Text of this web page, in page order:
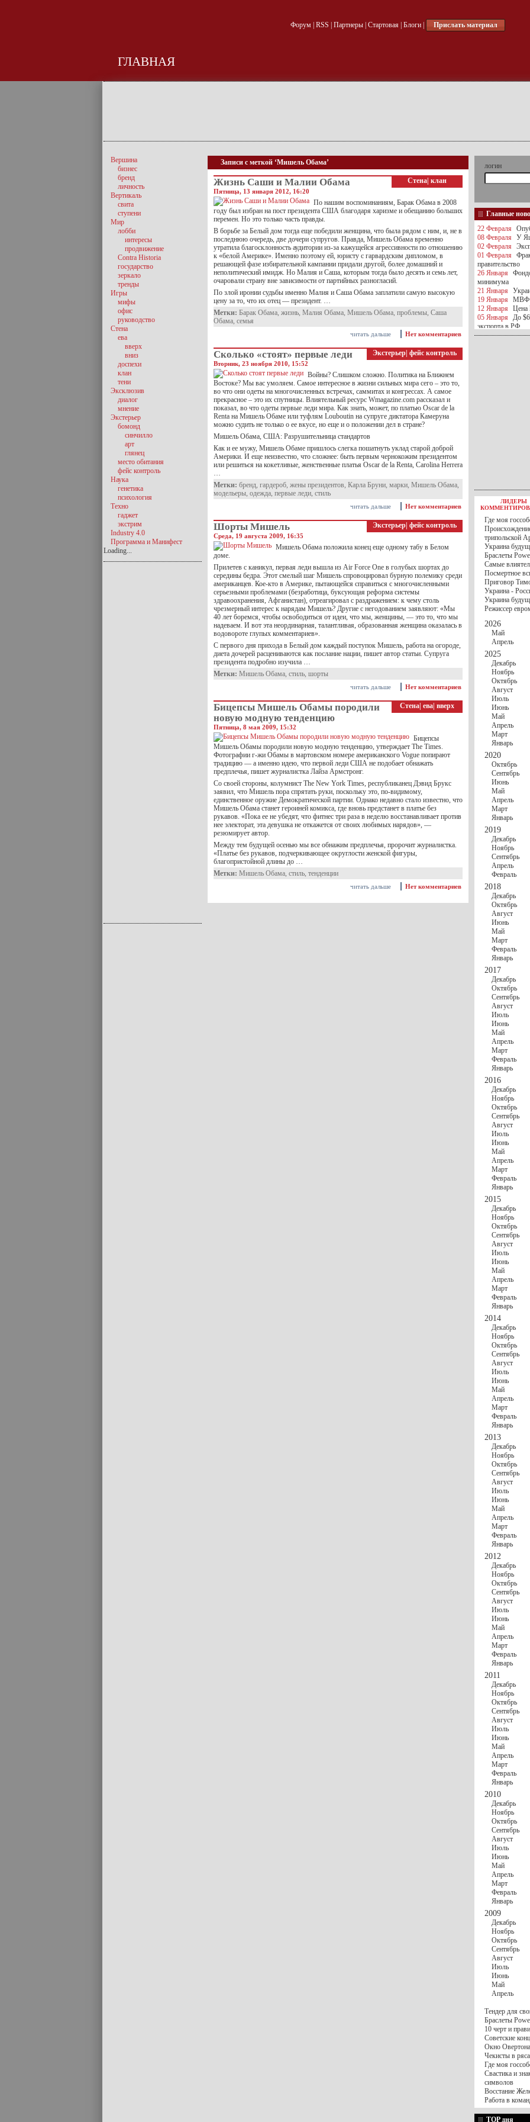
Форум| RSS Партнеры| Стартовая| Блоги| Прислать материал
ГЛАВНАЯ
Записи с меткой ‘Мишель Обама’
Стена клан
Жизнь Саши и Малии Обама
Пятница, 13 января 2012, 16:20
По нашим воспоминаниям, Барак Обама в 2008
году был избран на пост президента США благодаря харизме и обещанию больших
перемен. Но это только часть правды.
В борьбе за Белый дом тогда еще победили женщина, что была рядом с ним, и, не в
последнюю очередь, две дочери супругов. Правда, Мишель Обама временно
утратила благосклонность аудитории из-за кажущейся агрессивности по отношению
к «белой Америке». Именно поэтому ей, юристу с гарвардским дипломом, в
решающей фазе избирательной кампании придали другой, более домашний и
неполитический имидж. Но Малия и Саша, которым тогда было десять и семь лет,
очаровали страну вне зависимости от партийных разногласий.
По злой иронии судьбы именно Малия и Саша Обама заплатили самую высокую
цену за то, что их отец — президент. …
Метки: Барак Обама, жизнь, Малия Обама, Мишель Обама, проблемы, Саша
Обама, семья
Нет комментариев
читать дальше
Экстерьер фейс контроль
Сколько «стоят» первые леди
Вторник, 23 ноября 2010, 15:52
Войны? Слишком сложно. Политика на Ближнем
Востоке? Мы вас умоляем. Самое интересное в жизни сильных мира сего – это то,
во что они одеты на многочисленных встречах, саммитах и конгрессах. А самое
прекрасное – это их спутницы. Влиятельный ресурс Wmagazine.com рассказал и
показал, во что одеты первые леди мира. Как знать, может, по платью Oscar de la
Renta на Мишель Обаме или туфлям Louboutin на супруге диктатора Камеруна
можно судить не только о ее вкусе, но еще и о положении дел в стране?
Мишель Обама, США: Разрушительница стандартов
Как и ее мужу, Мишель Обаме пришлось слегка пошатнуть уклад старой доброй
Америки. И еще неизвестно, что сложнее: быть первым чернокожим президентом
или решиться на кокетливые, женственные платья Oscar de la Renta, Carolina Herrera
…
Метки: бренд, гардероб, жены президентов, Карла Бруни, марки, Мишель Обама,
модельеры, одежда, первые леди, стиль
Нет комментариев
читать дальше
Экстерьер фейс контроль
Шорты Мишель
Среда, 19 августа 2009, 16:35
Мишель Обама положила конец еще одному табу в Белом
доме.
Прилетев с каникул, первая леди вышла из Air Force One в голубых шортах до
середины бедра. Этот смелый шаг Мишель спровоцировал бурную полемику среди
американцев. Кое-кто в Америке, пытающейся справиться с многочисленными
серьезными проблемами (безработица, буксующая реформа системы
здравоохранения, Афганистан), отреагировал с раздражением: к чему столь
чрезмерный интерес к нарядам Мишель? Другие с негодованием заявляют: «Мы
40 лет боремся, чтобы освободиться от идеи, что мы, женщины, — это то, что мы
надеваем. И вот эта неординарная, талантливая, образованная женщина оказалась в
водовороте глупых комментариев».
С первого дня прихода в Белый дом каждый поступок Мишель, работа на огороде,
диета дочерей расцениваются как послание нации, пишет автор статьи. Супруга
президента подробно изучила …
Метки: Мишель Обама, стиль, шорты
Нет комментариев
читать дальше
Стена ева вверх
Бицепсы Мишель Обамы породили
новую модную тенденцию
Пятница, 8 мая 2009, 15:32
Бицепсы
Мишель Обамы породили новую модную тенденцию, утверждает The Times.
Фотографии г-жи Обамы в мартовском номере американского Vogue попирают
традицию — а именно идею, что первой леди США не подобает обнажать
предплечья, пишет журналистка Лайза Армстронг.
Со своей стороны, колумнист The New York Times, республиканец Дэвид Брукс
заявил, что Мишель пора спрятать руки, поскольку это, по-видимому,
единственное оружие Демократической партии. Однако недавно стало известно, что
Мишель Обама станет героиней комикса, где вновь предстанет в платье без
рукавов. «Пока ее не убедят, что фитнес три раза в неделю восстанавливает против
нее электорат, эта девушка не откажется от своих любимых нарядов», —
резюмирует автор.
Между тем будущей осенью мы все обнажим предплечья, пророчит журналистка.
«Платье без рукавов, подчеркивающее округлости женской фигуры,
благопристойной длины до …
Метки: Мишель Обама, стиль, тенденции
Нет комментариев
читать дальше
Вершина
бизнес
бренд
личность
Вертикаль
свита
ступени
Мир
лобби
интересы
продвижение
Contra Historia
государство
зеркало
тренды
Игры
мифы
офис
руководство
Стена
ева
вверх
вниз
доспехи
клан
тени
Эксклюзив
диалог
мнение
Экстерьер
бомонд
синчилло
арт
глянец
место обитания
фейс контроль
Наука
генетика
психология
Техно
гаджет
экстрим
Industry 4.0
Программа и Манифест
Loading...
логин
Главные
22 Февраля
08 Февраля
У
02 Февраля
01 Февраля
правительство
26 Января
минимума
21 Января
19 Января
МВФ
12 Января
Цена
05 Января
До
экспорта в РФ
05 Января
Киев
30 Ноября С 1
30 Ноября
РФ
27 Ноября
ВВП
госбюджете
27 Ноября
Турции
17 Ноября
шестилетнего
16 Ноября
13 Ноября
10 Ноября
10 Ноября
особом статусе
03 Ноября
ЛИДЕРЫ
Где моя
трипольской
Украина
Браслеты
Самые
Посмертное
Приговор
Украина -
Украина
Режиссер
2026
Май
Апрель
2025
Декабрь
Ноябрь
Октябрь
Август
Июль
Июнь
Май
Апрель
Март
Январь
2020
Октябрь
Сентябрь
Июнь
Май
Апрель
Март
Январь
2019
Декабрь
Ноябрь
Сентябрь
Апрель
Февраль
2018
Декабрь
Октябрь
Август
Июнь
Май
Март
Февраль
Январь
2017
Декабрь
Октябрь
Сентябрь
Август
Июль
Июнь
Май
Апрель
Март
Февраль
Январь
2016
Декабрь
Ноябрь
Октябрь
Сентябрь
Август
Июль
Июнь
Май
Апрель
Март
Февраль
Январь
2015
Декабрь
Ноябрь
Октябрь
Сентябрь
Август
Июль
Июнь
Май
Апрель
Март
Февраль
Январь
2014
Декабрь
Ноябрь
Октябрь
Сентябрь
Август
Июль
Июнь
Май
Апрель
Март
Февраль
Январь
2013
Декабрь
Ноябрь
Октябрь
Сентябрь
Август
Июль
Июнь
Май
Апрель
Март
Февраль
Январь
2012
Декабрь
Ноябрь
Октябрь
Сентябрь
Август
Июль
Июнь
Май
Апрель
Март
Февраль
Январь
2011
Декабрь
Ноябрь
Октябрь
Сентябрь
Август
Июль
Июнь
Май
Апрель
Март
Февраль
Январь
2010
Декабрь
Ноябрь
Октябрь
Сентябрь
Август
Июль
Июнь
Май
Апрель
Март
Февраль
Январь
2009
Декабрь
Ноябрь
Октябрь
Сентябрь
Август
Июль
Июнь
Май
Апрель
Тендер для
Браслеты
10 черт и
Советские
Окно
Чекисты в
Где моя
Свастика и
символов
Восстание
Работа в
TOP дня